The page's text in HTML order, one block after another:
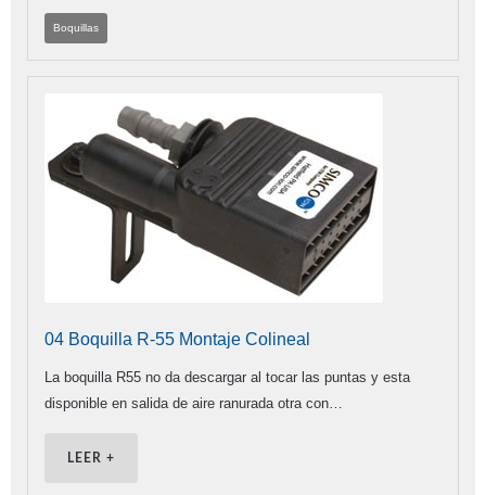
Boquillas
04 Boquilla R-55 Montaje Colineal
La boquilla R55 no da descargar al tocar las puntas y esta
disponible en salida de aire ranurada otra con…
LEER +